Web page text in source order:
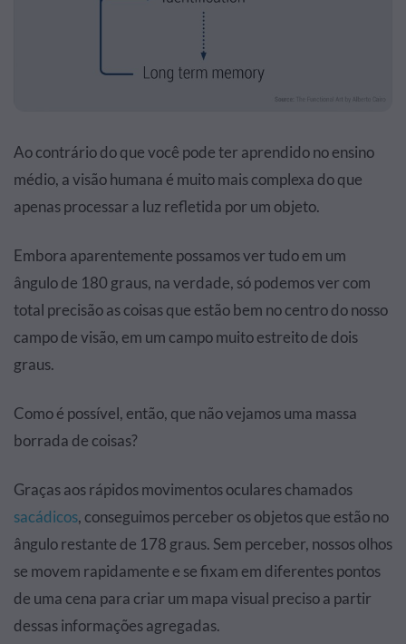
Ao contrário do que você pode ter aprendido no ensino
médio, a visão humana é muito mais complexa do que
apenas processar a luz refletida por um objeto.
Embora aparentemente possamos ver tudo em um
ângulo de 180 graus, na verdade, só podemos ver com
total precisão as coisas que estão bem no centro do nosso
campo de visão, em um campo muito estreito de dois
graus.
Como é possível, então, que não vejamos uma massa
borrada de coisas?
Graças aos rápidos movimentos oculares chamados
sacádicos, conseguimos perceber os objetos que estão no
ângulo restante de 178 graus. Sem perceber, nossos olhos
se movem rapidamente e se fixam em diferentes pontos
de uma cena para criar um mapa visual preciso a partir
dessas informações agregadas.